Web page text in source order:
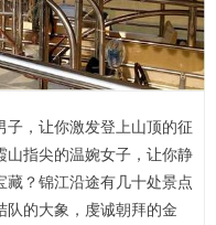
子，让你激发登上山顶的征
山指尖的温婉女子，让你静
藏？锦江沿途有几十处景点
队的大象，虔诚朝拜的金